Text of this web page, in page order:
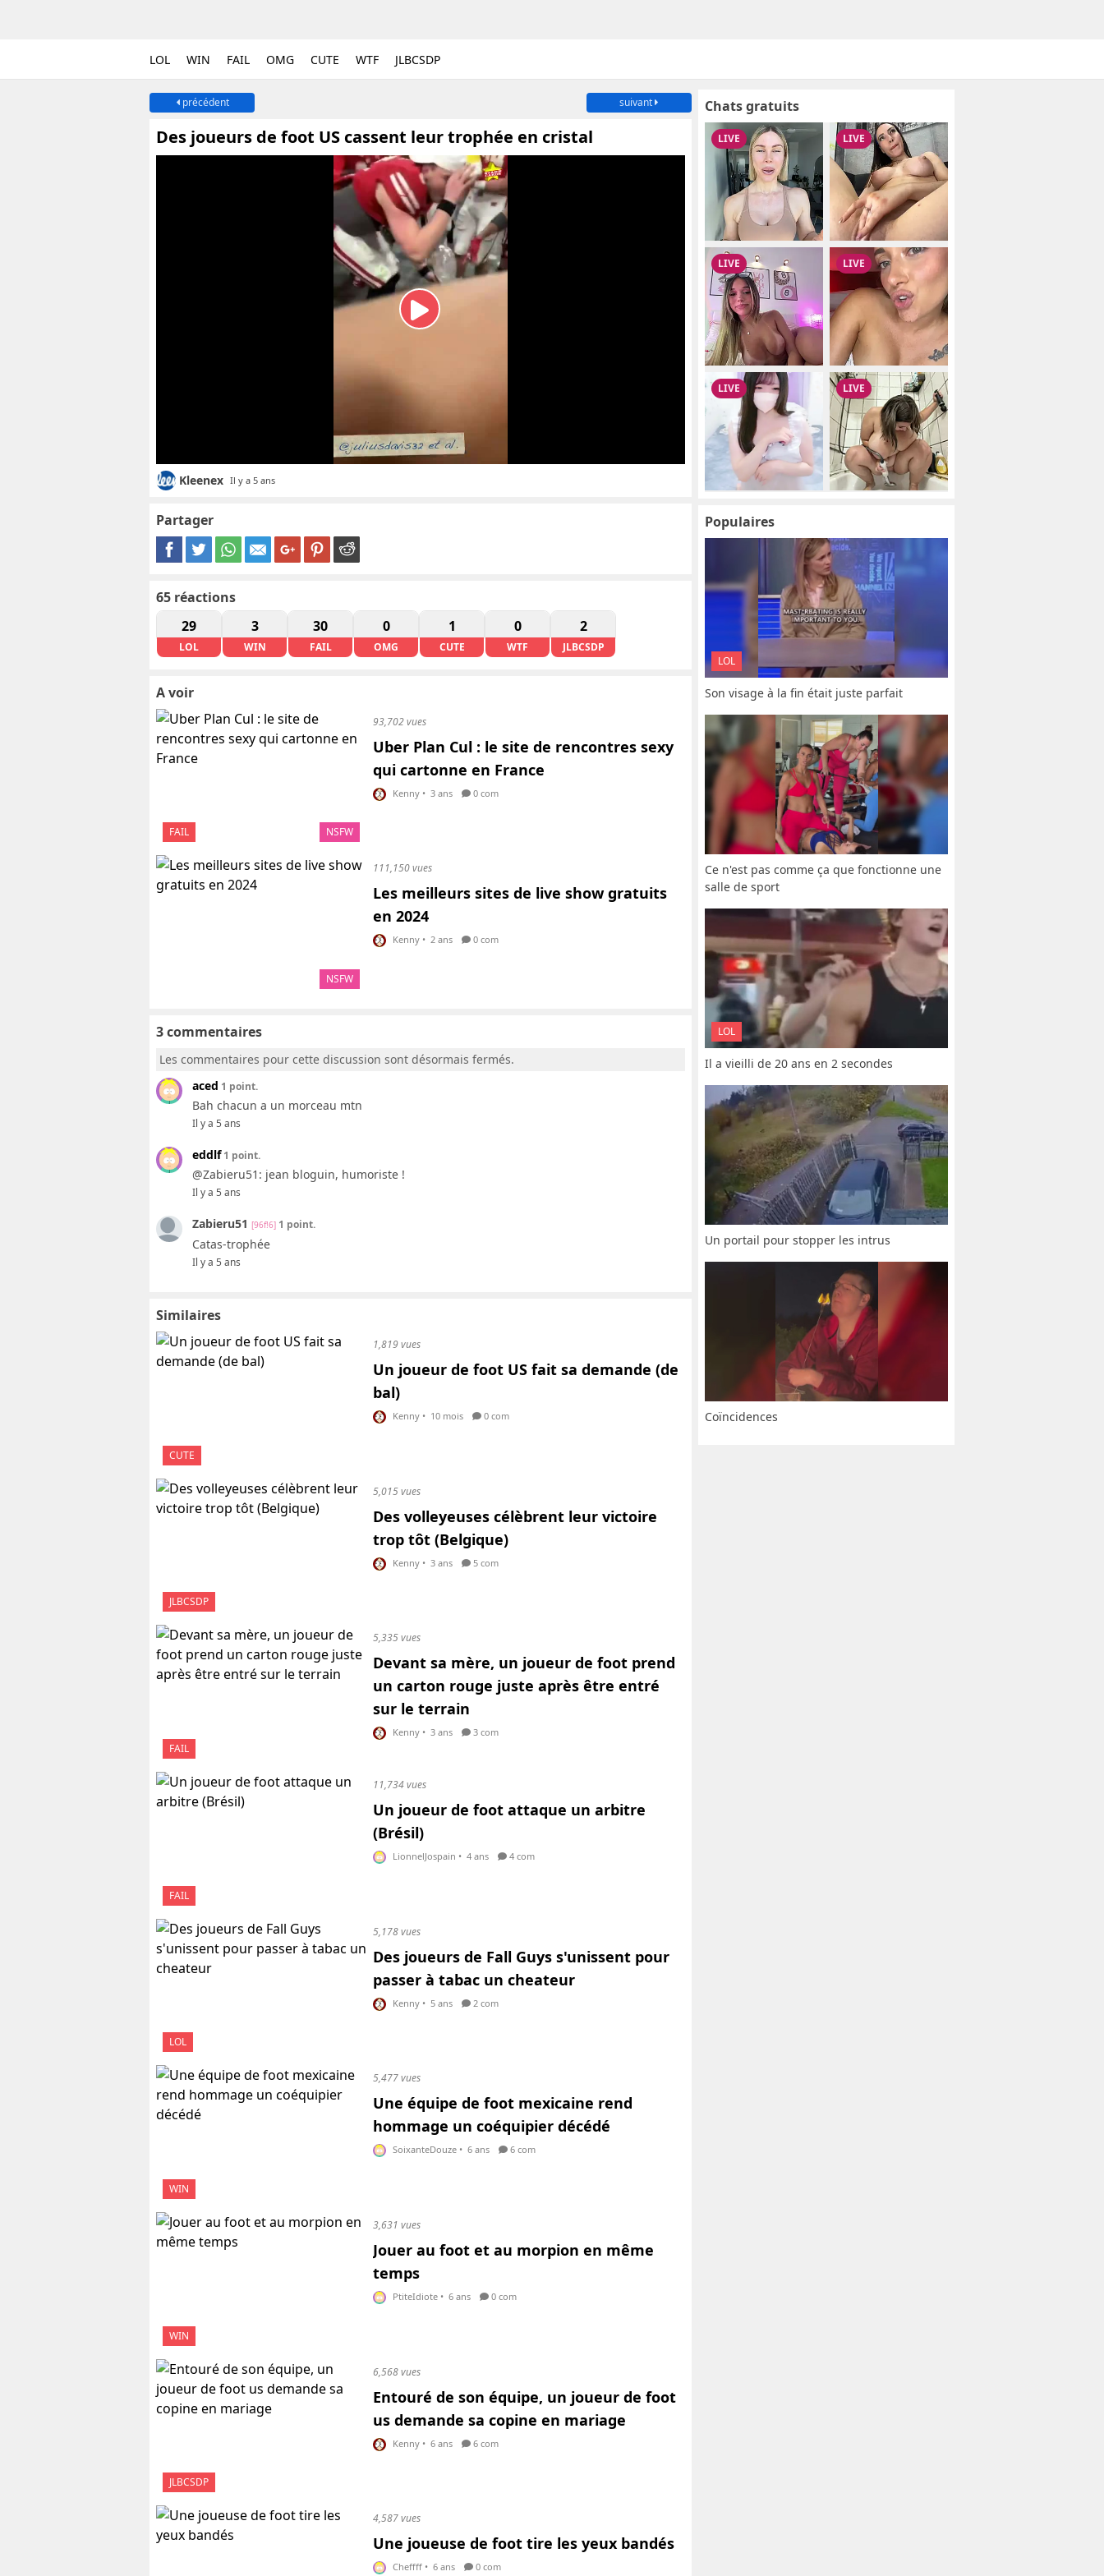
LOL WIN FAIL OMG CUTE WTF JLBCSDP
précédent suivant
Des joueurs de foot US cassent leur trophée en cristal
Kleenex Il y a 5 ans
Partager
65 réactions
29
LOL
3
WIN
30
FAIL
0
OMG
1
CUTE
0
WTF
2
JLBCSDP
A voir
FAIL NSFW
93,702 vues
Uber Plan Cul : le site de rencontres sexy
qui cartonne en France
Kenny • 3 ans 0 com
NSFW
111,150 vues
Les meilleurs sites de live show gratuits
en 2024
Kenny • 2 ans 0 com
3 commentaires
Les commentaires pour cette discussion sont désormais fermés.
aced 1 point.
Bah chacun a un morceau mtn
Il y a 5 ans
eddlf1 point.
@Zabieru51: jean bloguin, humoriste !
Il y a 5 ans
Zabieru51 [96f!6] 1 point.
Catas-trophée
Il y a 5 ans
Similaires
CUTE
1,819 vues
Un joueur de foot US fait sa demande (de
bal)
Kenny • 10 mois 0 com
JLBCSDP
5,015 vues
Des volleyeuses célèbrent leur victoire
trop tôt (Belgique)
Kenny • 3 ans 5 com
FAIL
5,335 vues
Devant sa mère, un joueur de foot prend
un carton rouge juste après être entré
sur le terrain
Kenny • 3 ans 3 com
FAIL
11,734 vues
Un joueur de foot attaque un arbitre
(Brésil)
LionnelJospain • 4 ans 4 com
LOL
5,178 vues
Des joueurs de Fall Guys s'unissent pour
passer à tabac un cheateur
Kenny • 5 ans 2 com
WIN
5,477 vues
Une équipe de foot mexicaine rend
hommage un coéquipier décédé
SoixanteDouze • 6 ans 6 com
WIN
3,631 vues
Jouer au foot et au morpion en même
temps
PtiteIdiote • 6 ans 0 com
JLBCSDP
6,568 vues
Entouré de son équipe, un joueur de foot
us demande sa copine en mariage
Kenny • 6 ans 6 com
4,587 vues
Une joueuse de foot tire les yeux bandés
Cheffff • 6 ans 0 com
Chats gratuits
Populaires
LOL
Son visage à la fin était juste parfait
Ce n'est pas comme ça que fonctionne une
salle de sport
LOL
Il a vieilli de 20 ans en 2 secondes
Un portail pour stopper les intrus
Coïncidences